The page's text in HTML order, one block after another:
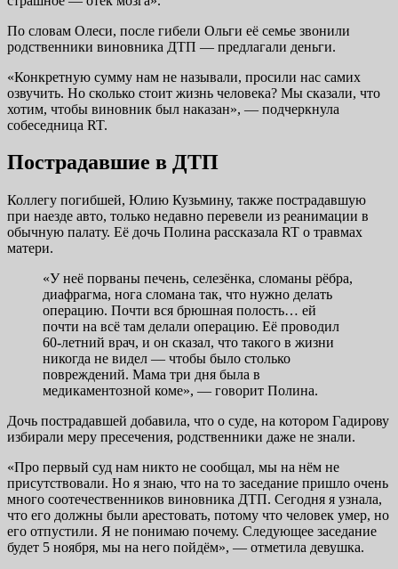
По словам Олеси, после гибели Ольги её семье звонили
родственники виновника ДТП — предлагали деньги.
«Конкретную сумму нам не называли, просили нас самих
озвучить. Но сколько стоит жизнь человека? Мы сказали, что
хотим, чтобы виновник был наказан», — подчеркнула
собеседница RT.
Пострадавшие в ДТП
Коллегу погибшей, Юлию Кузьмину, также пострадавшую
при наезде авто, только недавно перевели из реанимации в
обычную палату. Её дочь Полина рассказала RT о травмах
матери.
«У неё порваны печень, селезёнка, сломаны рёбра,
диафрагма, нога сломана так, что нужно делать
операцию. Почти вся брюшная полость… ей
почти на всё там делали операцию. Её проводил
60-летний врач, и он сказал, что такого в жизни
никогда не видел — чтобы было столько
повреждений. Мама три дня была в
медикаментозной коме», — говорит Полина.
Дочь пострадавшей добавила, что о суде, на котором Гадирову
избирали меру пресечения, родственники даже не знали.
«Про первый суд нам никто не сообщал, мы на нём не
присутствовали. Но я знаю, что на то заседание пришло очень
много соотечественников виновника ДТП. Сегодня я узнала,
что его должны были арестовать, потому что человек умер, но
его отпустили. Я не понимаю почему. Следующее заседание
будет 5 ноября, мы на него пойдём», — отметила девушка.